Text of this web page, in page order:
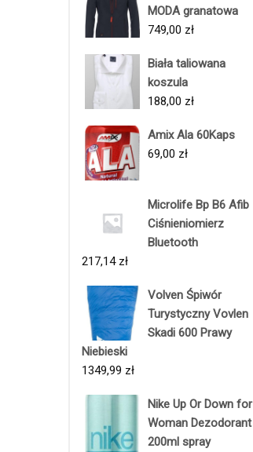
MODA granatowa
749,00 zł
Biała taliowana
koszula
188,00 zł
Amix Ala 60Kaps
69,00 zł
Microlife Bp B6 Afib
Ciśnieniomierz
Bluetooth
217,14 zł
Volven Śpiwór
Turystyczny Vovlen
Skadi 600 Prawy
Niebieski
1349,99 zł
Nike Up Or Down for
Woman Dezodorant
200ml spray